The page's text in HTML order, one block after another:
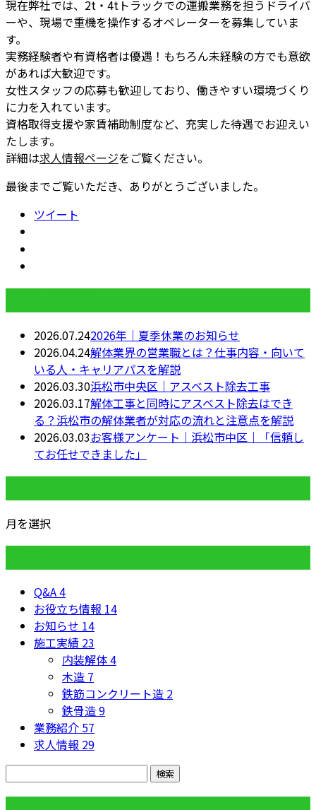
現在弊社では、2t・4tトラックでの運搬業務を担うドライバ
ーや、現場で重機を操作するオペレーターを募集していま
す。
実務経験者や有資格者は優遇！もちろん未経験の方でも意欲
があれば大歓迎です。
女性スタッフの応募も歓迎しており、働きやすい環境づくり
に力を入れています。
資格取得支援や家賃補助制度など、充実した待遇でお迎えい
たします。
詳細は求人情報ページをご覧ください。
最後までご覧いただき、ありがとうございました。
ツイート
2026.07.242026年｜夏季休業のお知らせ
2026.04.24解体業界の営業職とは？仕事内容・向いて
いる人・キャリアパスを解説
2026.03.30浜松市中央区｜アスベスト除去工事
2026.03.17解体工事と同時にアスベスト除去はでき
る？浜松市の解体業者が対応の流れと注意点を解説
2026.03.03お客様アンケート｜浜松市中区｜「信頼し
てお任せできました」
月を選択
Q&A4
お役立ち情報 14
お知らせ 14
施工実績 23
内装解体4
木造 7
鉄筋コンクリート造 2
鉄骨造9
業務紹介 57
求人情報 29